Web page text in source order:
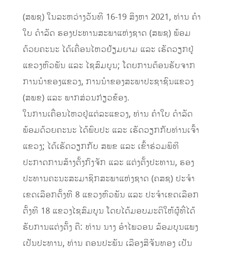
(ສພຊ) ໃນລະຫວ່າງວັນທີ 16-19 ສິງຫາ 2021, ທ່ານ ຄຳ
ໃບ ດຳລັດ ຮອງປະທານສະພາແຫ່ງຊາດ (ສພຊ) ພ້ອມ
ດ້ວຍຄະນະ ໄດ້ເຄື່ອນໄຫວຢ້ຽມຍາມ ແລະ ເຮັດວຽກຢູ່
ແຂວງຫົວພັນ ແລະ ໄຊສົມບູນ; ໂດຍການຕ້ອນຮັບຈາກ
ການນຳຂອງແຂວງ, ການນຳຂອງສະພາປະຊາຊົນແຂວງ
(ສພຂ) ແລະ ພາກສ່ວນກ່ຽວຂ້ອງ.
ໃນການເຄື່ອນໄຫວຢູ່ແຕ່ລະແຂວງ, ທ່ານ ຄຳໃບ ດຳລັດ
ພ້ອມດ້ວຍຄະນະ ໄດ້ພົບປະ ແລະ ເຮັດວຽກກັບທ່ານເຈົ້າ
ແຂວງ; ໄດ້ເຮັດວຽກກັບ ສພຂ ແລະ ເຂົ້າຮ່ວມພິທີ
ປະກາດການສ້າງຕັ້ງກົງຈັກ ແລະ ແຕ່ງຕັ້ງປະທານ, ຮອງ
ປະທານຄະນະສະມາຊິກສະພາແຫ່ງຊາດ (ຄສຊ) ປະຈຳ
ເຂດເລືອກຕັ້ງທີ 8 ແຂວງຫົວພັນ ແລະ ປະຈຳເຂດເລືອກ
ຕັ້ງທີ 18 ແຂວງໄຊສົມບູນ ໂດຍໄດ້ມອບມະຕິໃຫ້ຜູ້ທີ່ໄດ້
ຮັບການແຕ່ງຕັ້ງ ຄື: ທ່ານ ນາງ ອຳໄພວອນ ລ້ອມບຸນແພງ
ເປັນປະທານ, ທ່ານ ຄອນປະພັນ ເລືອງສີຈັນທອງ ເປັນ